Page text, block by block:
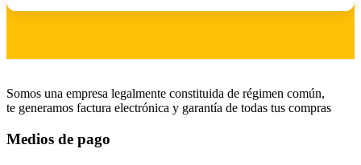
Somos una empresa legalmente constituida de régimen común,
te generamos factura electrónica y garantía de todas tus compras
Medios de pago